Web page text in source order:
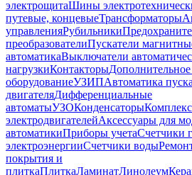
электрощитаШины
путевые, концевыеТрансформаторы
управленияРубильники
преобразователиПускатели
автоматикаВыключатели
нагрузкиКонтакторы
оборудованиеУЗИПАвтоматика пуска
двигателяДифференциальные
автоматыУЗОКонденсаторы
электродвигателейАксессуары для
автоматикиПриборы учетаСчетчики
электроэнергииСчетчики воды
покрытия и
плиткаПлиткаЛаминатЛинолеум